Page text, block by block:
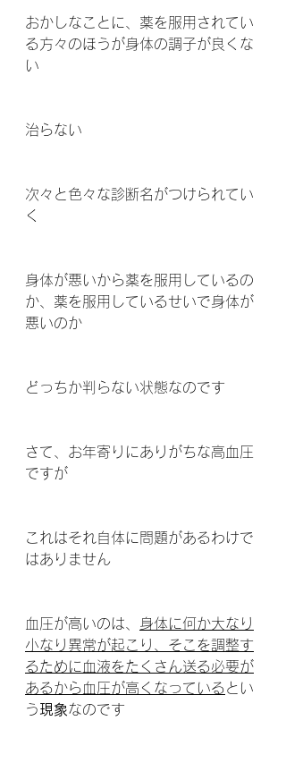
おかしなことに、薬を服用されてい
る方々のほうが身体の調子が良くな
い
治らない
次々と色々な診断名がつけられてい
く
身体が悪いから薬を服用しているの
か、薬を服用しているせいで身体が
悪いのか
どっちか判らない状態なのです
さて、お年寄りにありがちな高血圧
ですが
これはそれ自体に問題があるわけで
はありません
血圧が高いのは、 身体に何か大なり
小なり異常が起こり、そこを調整す
るために血液をたくさん送る必要が
あるから血圧が高くなっているとい
う現象なのです